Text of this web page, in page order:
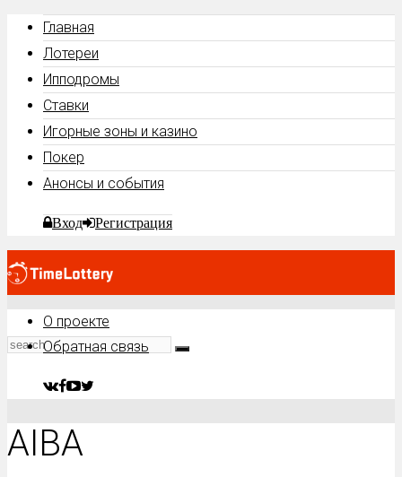
Главная
Лотереи
Ипподромы
Ставки
Игорные зоны и казино
Покер
Анонсы и события
Вход Регистрация
О проекте
Обратная связь
AIBA